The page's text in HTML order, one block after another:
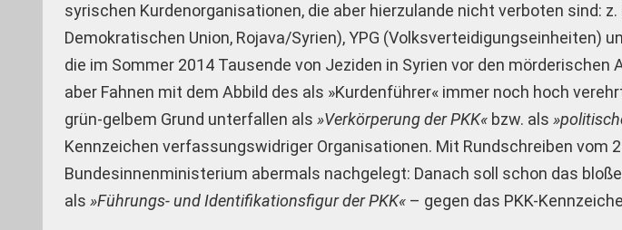
syrischen Kurdenorganisationen, die aber hierzulande nicht verboten sind: z.
Demokratischen Union, Rojava/Syrien), YPG (Volksverteidigungseinheiten)
die im Sommer 2014 Tausende von Jeziden in Syrien vor den
aber Fahnen mit dem Abbild des als »Kurdenführer« immer noch hoch
grün-gelbem Grund unterfallen als»Verkörperung der PKK« bzw. als
Kennzeichen verfassungswidriger Organisationen. Mit Rundschreiben vom
Bundesinnenministerium abermals nachgelegt: Danach soll schon das
als»Führungs- und Identifikationsfigur der PKK« – gegen das PKK-